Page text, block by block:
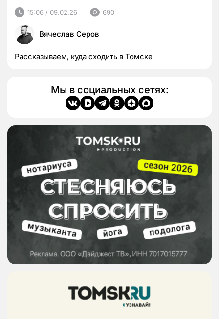
15:06 / 09.02.26 690
Вячеслав Серов
Рассказываем, куда сходить в Томске
Мы в социальных сетях: